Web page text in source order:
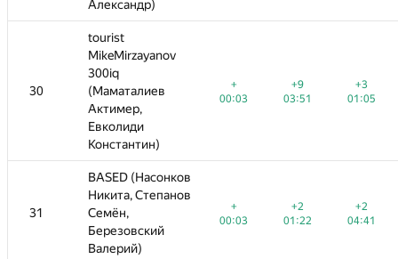
Александр)
30
tourist
MikeMirzayanov
300iq
(Маматалиев
Актимер,
Евколиди
Константин)
+
00:03
+9
03:51
+3
01:05
31
BASED (Насонков
Никита, Степанов
Семён,
Березовский
Валерий)
+
00:03
+2
01:22
+2
04:41
+
00:03
+9
03:51
01:05
—
−5
04:58
+1
02:43
+
00:03
01:22
— —
+3
03:46
Александр)
30
tourist
MikeMirzayanov
300iq
(Маматалиев
Актимер,
Евколиди
Константин)
+
00:03
+9
03:51
+3
01:05
31
BASED (Насонков
Никита, Степанов
Семён,
Березовский
Валерий)
+
00:03
+2
01:22
+2
04:41